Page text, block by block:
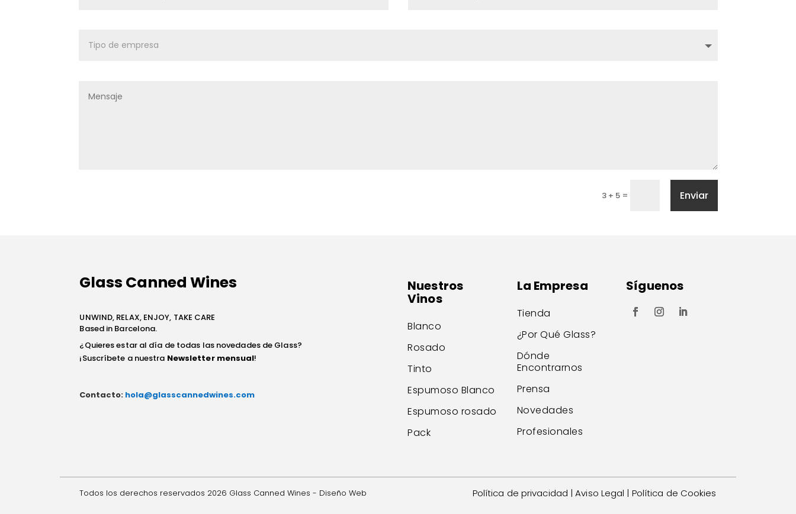
3 + 5 = Enviar
Glass Canned Wines
UNWIND, RELAX, ENJOY, TAKE CARE
Based in Barcelona.
¿Quieres estar al día de todas las novedades de Glass?
¡Suscríbete a nuestra Newsletter mensual!
Contacto: hola@glasscannedwines.com
Nuestros
Vinos
Blanco
Rosado
Tinto
Espumoso Blanco
Espumoso rosado
Pack
La Empresa
Tienda
¿Por Qué Glass?
Dónde
Encontrarnos
Prensa
Novedades
Profesionales
Síguenos
Todos los derechos reservados 2026 Glass Canned Wines - Diseño Web Política de privacidad |Aviso Legal | Política de Cookies